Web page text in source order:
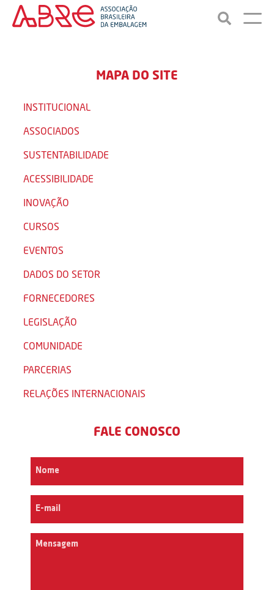
MAPA DO SITE
INSTITUCIONAL
ASSOCIADOS
SUSTENTABILIDADE
ACESSIBILIDADE
INOVAÇÃO
CURSOS
EVENTOS
DADOS DO SETOR
FORNECEDORES
LEGISLAÇÃO
COMUNIDADE
PARCERIAS
RELAÇÕES INTERNACIONAIS
FALE CONOSCO